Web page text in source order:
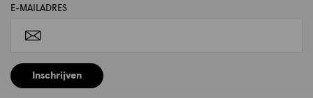
E-MAILADRES
Inschrijven